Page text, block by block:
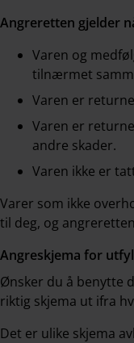
Angreretten gjelder
Varen og
tilnærmet
Varen er
Varen er
andre skader.
Varen ikke er
Varer som ikke
til deg, og
Angreskjema for
Ønsker du å benytte
riktig skjema ut ifra
Det er ulike skjema